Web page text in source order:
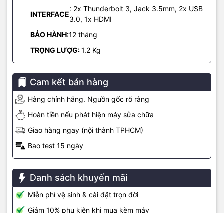
INTERFACE
: 2x Thunderbolt 3, Jack 3.5mm, 2x USB
3.0, 1x HDMI
BẢO HÀNH:12 tháng
TRỌNG LƯỢG:1.2 Kg
Cam kết bán hàng
Hàng chính hãng. Nguồn gốc rõ ràng
Hoàn tiền nếu phát hiện máy sửa chữa
Giao hàng ngay (nội thành TPHCM)
Bao test 15 ngày
Danh sách khuyến mãi
Miễn phí vệ sinh & cài đặt trọn đời
Giảm 10% phụ kiện khi mua kèm máy
Mac mini biến bất kỳ bàn làm việc nào thành không gian làm việc
mạnh mẽ. Thêm màn hình, bàn phím và chuột hoặc bàn di chuột
Mac mini M2 là một máy tính để bàn mạnh mẽ để bạn tự do sáng
tạo nội dung. Chạy nhiều plug-in hơn và chỉnh sửa nhiều luồng
giúp của công cụ truyền thông hiệu suất cao.
Tích hợp nhiều cổng kết nối
Sản phẩm còn có nhiều cổng kết nối gồm: USB-A, HDMI,… được
giữ nguyên như trước, tốc độ truyền dữ liệu lên đến 40Gb/s. Wi‑Fi
6E giúp thường gian truy cập mạng nhanh. Người dùng có thể
xem Macmini thông qua ứng dụng AR của Apple.